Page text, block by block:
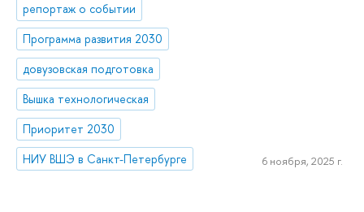
репортаж о событии
Программа развития 2030
довузовская подготовка
Вышка технологическая
Приоритет 2030
НИУ ВШЭ в Санкт-Петербурге
6 ноября, 2025 г.